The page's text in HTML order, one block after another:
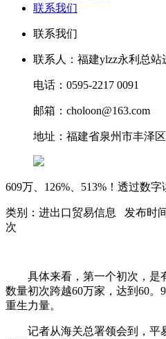
联系我们
联系我们
联系人：福建ylzz永利总站
电话：0595-2217 0091
邮箱：choloon@163.com
地址：福建省泉州市丰泽
609万、126%、513%！透过数
类别：进出口贸易信息 发布时
次
具体来看，第一个初次，是
数量初次跨越60万家，达到60。
重生力量。
记者从海关总署领会到，平